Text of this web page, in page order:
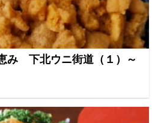
み 下北ウニ街道（１）～